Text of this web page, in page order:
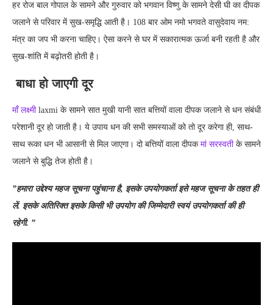
हर रोज बाल गोपाल के सामने और गुरुवार को भगवान विष्णु के सामने देसी घी का दीपक
जलाने से परिवार में सुख-समृद्धि आती है। 108 बार ओम नमो भगवते वासुदेवाय नम:
मंत्र का जप भी करना चाहिए। ऐसा करने से घर में सकारात्मक ऊर्जा बनी रहती है और
सुख-शांति में बढ़ोतरी होती है।
बाधा हो जाएगी दूर
मॉं लक्ष्मीlaxmi के सामने सात मुखी यानी सात बत्तियों वाला दीपक जलाने से धन संबंधी
परेशानी दूर हो जाती है। ये उपाय धन की सभी समस्याओं को तो दूर करेगा ही, साथ-
साथ रूका धन भी आसानी से मिल जाएगा। दो बत्तियों वाला दीपकमां सरस्वतीके सामने
जलाने से बुद्धि तेज होती है।
”हमारा उद्देश्य महज सूचना पहुंचाना है, इसके उपयोगकर्ता इसे महज सूचना के तहत ही
लें. इसके अतिरिक्त इसके किसी भी उपयोग की जिम्मेदारी स्वयं उपयोगकर्ता की ही
रहेगी. ”